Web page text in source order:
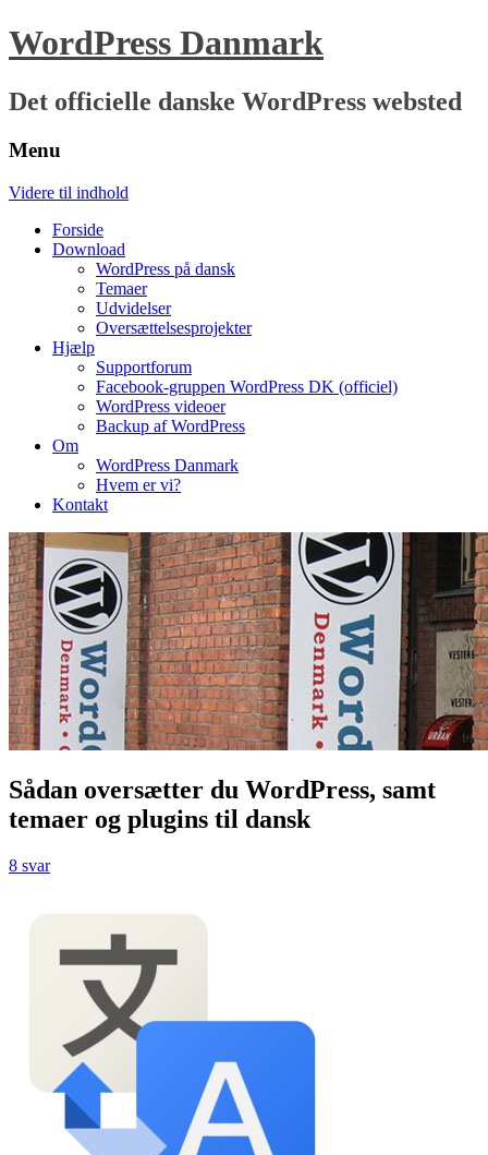
WordPress Danmark
Det officielle danske WordPress websted
Menu
Videre til indhold
Forside
Download
WordPress på dansk
Temaer
Udvidelser
Oversættelsesprojekter
Hjælp
Supportforum
Facebook-gruppen WordPress DK (officiel)
WordPress videoer
Backup af WordPress
Om
WordPress Danmark
Hvem er vi?
Kontakt
Sådan oversætter du WordPress, samt
temaer og plugins til dansk
8 svar